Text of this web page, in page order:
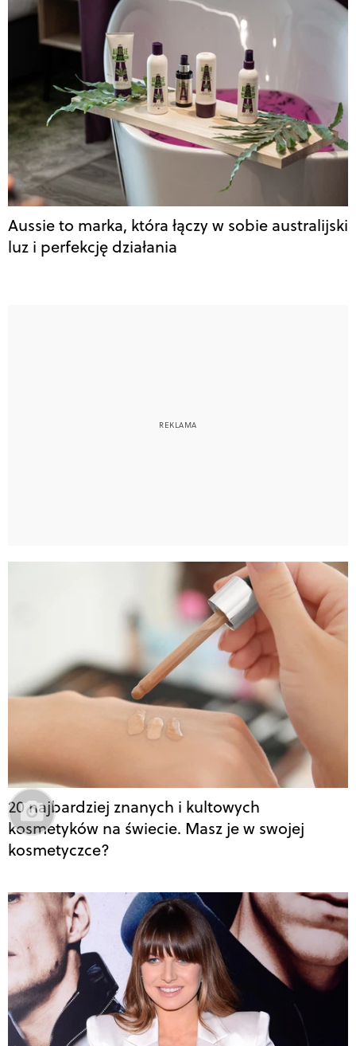
Aussie to marka, która łączy w sobie australijski
luz i perfekcję działania
20 najbardziej znanych i kultowych
kosmetyków na świecie. Masz je w swojej
kosmetyczce?